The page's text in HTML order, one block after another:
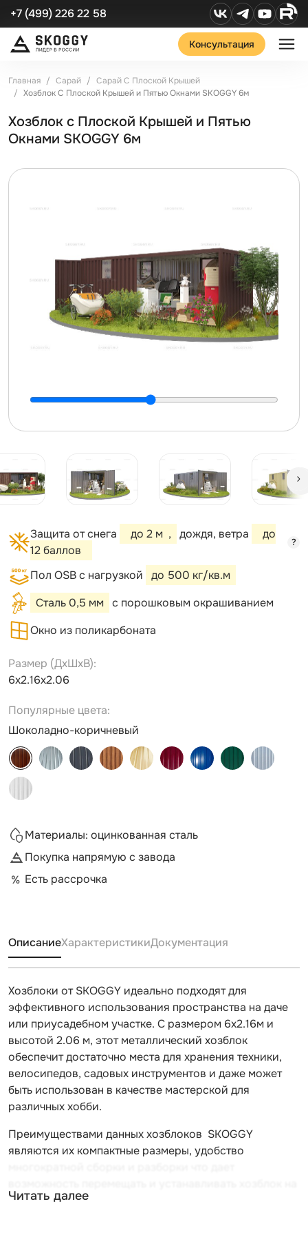
+7 (499) 226 22 58
Консультация
Главная Сарай
Сарай С Плоской Крышей
Хозблок С Плоской Крышей и Пятью Окнами SKOGGY 6м
Хозблок с Плоской Крышей и Пятью
Окнами SKOGGY 6м
Защита от снега до 2 м , дождя, ветра
до
12 баллов
?
Пол OSB с нагрузкой
до 500 кг/кв.м
Сталь 0,5 мм
с порошковым окрашиванием
Окно из поликарбоната
Размер (ДxШxВ):
6х2.16х2.06
Популярные цвета:
Шоколадно-коричневый
Материалы: оцинкованная сталь
Покупка напрямую с завода
Есть рассрочка
ОписаниеХарактеристикиДокументация
Хозблоки от SKOGGY идеально подходят для
эффективного использования пространства на даче
или приусадебном участке. С размером 6х2.16м и
высотой 2.06 м, этот металлический хозблок
обеспечит достаточно места для хранения техники,
велосипедов, садовых инструментов и даже может
быть использован в качестве мастерской для
различных хобби.
Преимуществами данных хозблоков SKOGGY
являются их компактные размеры, удобство
новом месте,возможность адаптации под уникальные
Читать далее